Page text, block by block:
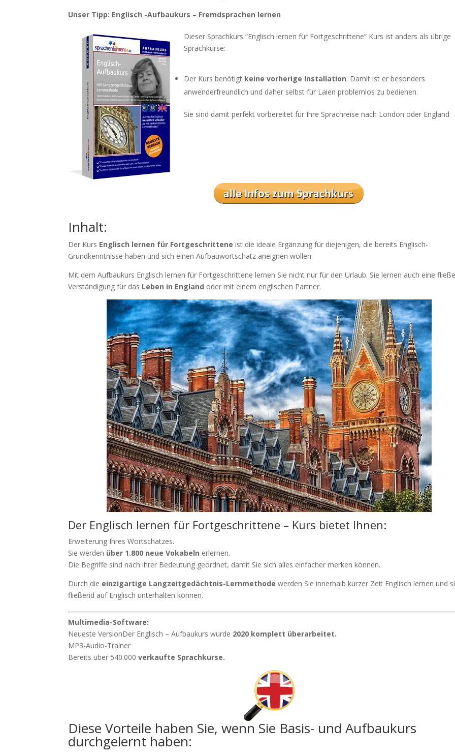
Unser Tipp: Englisch -Aufbaukurs – Fremdsprachen lernen
Dieser Sprachkurs “Englisch lernen für Fortgeschrittene” Kurs ist anders als übrige
Sprachkurse:
Der Kurs benötigt keine vorherige Installation. Damit ist er besonders
anwenderfreundlich und daher selbst für Laien problemlos zu bedienen.
Sie sind damit perfekt vorbereitet für Ihre Sprachreise nach London oder England
Inhalt:
Der Kurs Englisch lernen für Fortgeschrittene ist die ideale Ergänzung für diejenigen, die bereits Englisch-
Grundkenntnisse haben und sich einen Aufbauwortschatz aneignen wollen.
Mit dem Aufbaukurs Englisch lernen für Fortgeschrittene lernen Sie nicht nur für den Urlaub. Sie lernen auch eine
Verständigung für das Leben in England oder mit einem englischen Partner.
Der Englisch lernen für Fortgeschrittene – Kurs bietet Ihnen:
Erweiterung Ihres Wortschatzes.
Sie werden über 1.800 neue Vokabeln erlernen.
Die Begriffe sind nach ihrer Bedeutung geordnet, damit Sie sich alles einfacher merken können.
Durch die einzigartige Langzeitgedächtnis-Lernmethode werden Sie innerhalb kurzer Zeit Englisch lernen und
fließend auf Englisch unterhalten können.
Multimedia-Software:
Neueste VersionDer Englisch – Aufbaukurs wurde 2020 komplett überarbeitet.
MP3-Audio-Trainer
Bereits über 540.000verkaufte Sprachkurse.
Diese Vorteile haben Sie, wenn Sie Basis- und Aufbaukurs
durchgelernt haben: